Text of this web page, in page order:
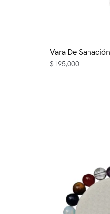
Vara De Sanación
$195,000